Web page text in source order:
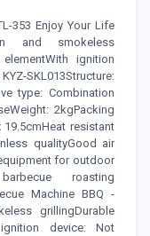
353 Enjoy Your Life
and smokeless
ignition
SKL013Structure:
type: Combination
2kgPacking
resistant
qualityGood air
for outdoor
roasting
Machine BBQ -
grillingDurable
device: Not